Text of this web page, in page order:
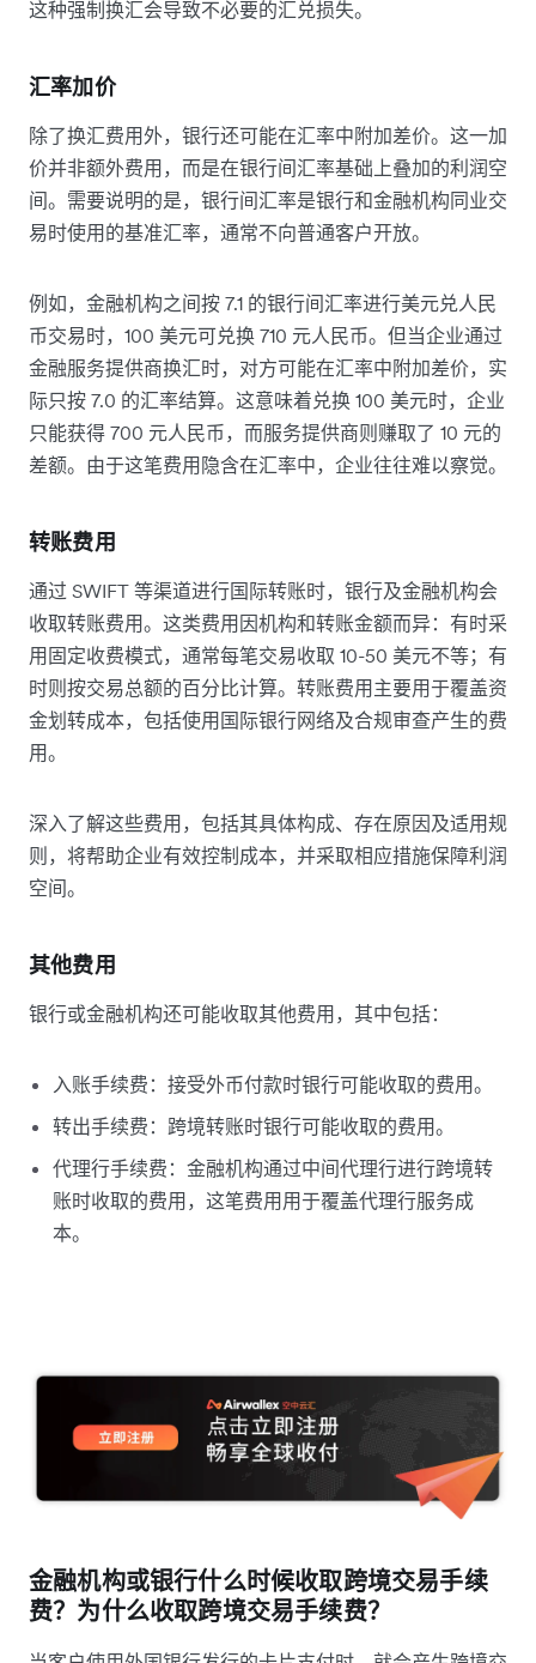
这种强制换汇会导致不必要的汇兑损失。
汇率加价
除了换汇费用外，银行还可能在汇率中附加差价。这一加
价并非额外费用，而是在银行间汇率基础上叠加的利润空
间。需要说明的是，银行间汇率是银行和金融机构同业交
易时使用的基准汇率，通常不向普通客户开放。
例如，金融机构之间按 7.1 的银行间汇率进行美元兑人民
币交易时，100 美元可兑换 710 元人民币。但当企业通过
金融服务提供商换汇时，对方可能在汇率中附加差价，实
际只按 7.0 的汇率结算。这意味着兑换 100 美元时，企业
只能获得 700 元人民币，而服务提供商则赚取了 10 元的
差额。由于这笔费用隐含在汇率中，企业往往难以察觉。
转账费用
通过 SWIFT 等渠道进行国际转账时，银行及金融机构会
收取转账费用。这类费用因机构和转账金额而异：有时采
用固定收费模式，通常每笔交易收取 10-50 美元不等；有
时则按交易总额的百分比计算。转账费用主要用于覆盖资
金划转成本，包括使用国际银行网络及合规审查产生的费
用。
深入了解这些费用，包括其具体构成、存在原因及适用规
则，将帮助企业有效控制成本，并采取相应措施保障利润
空间。
其他费用
银行或金融机构还可能收取其他费用，其中包括：
入账手续费：接受外币付款时银行可能收取的费用。
转出手续费：跨境转账时银行可能收取的费用。
代理行手续费：金融机构通过中间代理行进行跨境转
账时收取的费用，这笔费用用于覆盖代理行服务成
本。
金融机构或银行什么时候收取跨境交易手续
费？为什么收取跨境交易手续费？